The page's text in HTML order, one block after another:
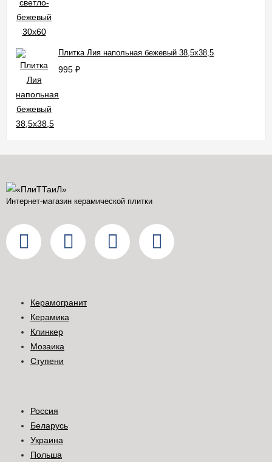
Плитка Лия напольная бежевый 38,5x38,5
995 ₽
Интернет-магазин керамической плитки
Керамогранит
Керамика
Клинкер
Мозаика
Ступени
Россия
Беларусь
Украина
Польша